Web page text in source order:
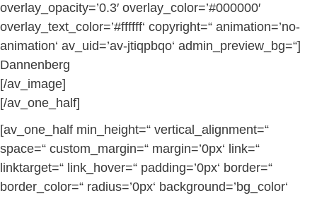
overlay_opacity=’0.3′ overlay_color=’#000000′
overlay_text_color=’#ffffff‘ copyright=“ animation=’no-
animation‘ av_uid=’av-jtiqpbqo‘ admin_preview_bg=“]
Dannenberg
[/av_image]
[/av_one_half]
[av_one_half min_height=“ vertical_alignment=“
space=“ custom_margin=“ margin=’0px‘ link=“
linktarget=“ link_hover=“ padding=’0px‘ border=“
border_color=“ radius=’0px‘ background=’bg_color‘